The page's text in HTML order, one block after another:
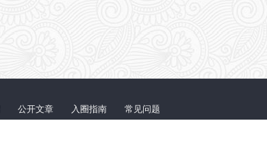
公开文章 入圈指南 常见问题